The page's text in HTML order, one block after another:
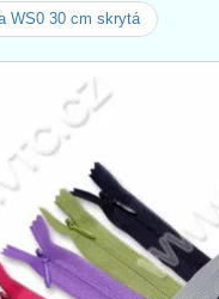
WS0 30 cm skrytá